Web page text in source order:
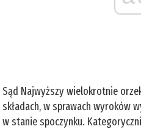
Sąd Najwyższy wielokrotnie
składach, w sprawach wyroków
w stanie spoczynku.